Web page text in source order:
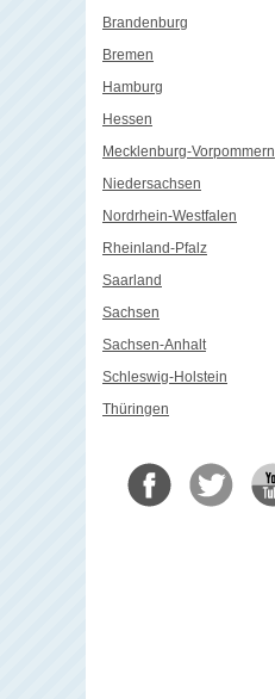
Brandenburg
Bremen
Hamburg
Hessen
Mecklenburg-Vorpommern
Niedersachsen
Nordrhein-Westfalen
Rheinland-Pfalz
Saarland
Sachsen
Sachsen-Anhalt
Schleswig-Holstein
Thüringen